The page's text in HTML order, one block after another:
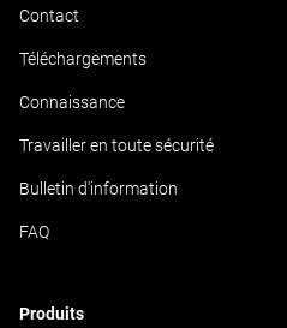
Contact
Téléchargements
Connaissance
Travailler en toute sécurité
Bulletin d'information
FAQ
Produits